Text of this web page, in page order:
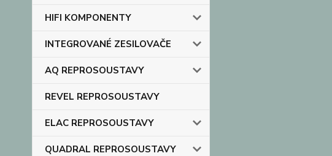
HIFI KOMPONENTY
INTEGROVANÉ ZESILOVAČE
AQ REPROSOUSTAVY
REVEL REPROSOUSTAVY
ELAC REPROSOUSTAVY
QUADRAL REPROSOUSTAVY